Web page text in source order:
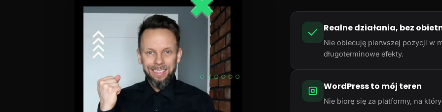
Realne działania, bez
Nie obiecuję pierwszej pozycji w
długoterminowe efekty.
WordPress to mój teren
Nie biorę się za platformy, na